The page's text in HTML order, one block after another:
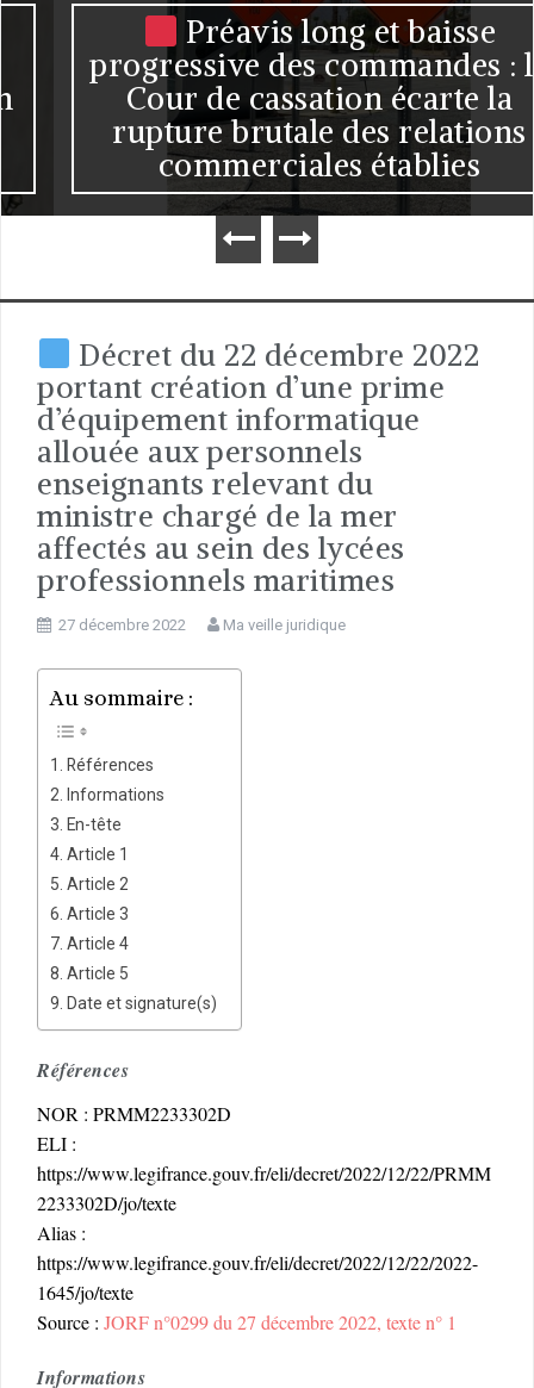
Préavis long et baisse
progressive des commandes : la
Cour de cassation écarte la
rupture brutale des relations
commerciales établies
Décret du 22 décembre 2022
portant création d’une prime
d’équipement informatique
allouée aux personnels
enseignants relevant du
ministre chargé de la mer
affectés au sein des lycées
professionnels maritimes
27 décembre 2022 Ma veille juridique
Au sommaire :
Références
Informations
En-tête
Article 1
Article 2
Article 3
Article 4
Article 5
Date et signature(s)
Références
NOR : PRMM2233302D
ELI :
https://www.legifrance.gouv.fr/eli/decret/2022/12/22/PRMM
2233302D/jo/texte
Alias :
https://www.legifrance.gouv.fr/eli/decret/2022/12/22/2022-
1645/jo/texte
Source : JORF n°0299 du 27 décembre 2022, texte n° 1
Informations